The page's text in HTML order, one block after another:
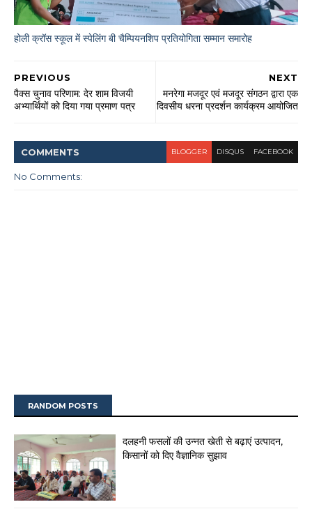
होली क्रॉस स्कूल में स्पेलिंग बी चैम्पियनशिप प्रतियोगिता सम्मान समारोह
NEXT
मनरेगा मजदूर एवं मजदूर संगठन द्वारा एक
दिवसीय धरना प्रदर्शन कार्यक्रम आयोजित
PREVIOUS
पैक्स चुनाव परिणाम: देर शाम विजयी
अभ्यार्थियों को दिया गया प्रमाण पत्र
COMMENTS BLOGGER DISQUS FACEBOOK
No Comments:
RANDOM POSTS
दलहनी फसलों की उन्नत खेती से बढ़ाएं उत्पादन,
किसानों को दिए वैज्ञानिक सुझाव